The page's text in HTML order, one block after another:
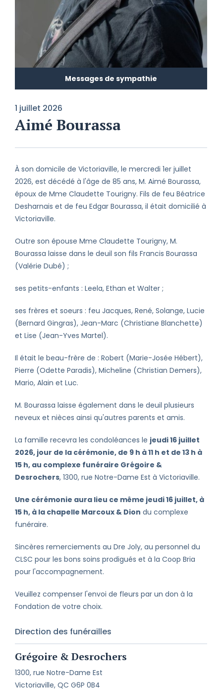
Messages de sympathie
1 juillet 2026
Aimé Bourassa
À son domicile de Victoriaville, le mercredi 1er juillet
2026, est décédé à l'âge de 85 ans, M. Aimé Bourassa,
époux de Mme Claudette Tourigny. Fils de feu Béatrice
Desharnais et de feu Edgar Bourassa, il était domicilié à
Victoriaville.
Outre son épouse Mme Claudette Tourigny, M.
Bourassa laisse dans le deuil son fils Francis Bourassa
(Valérie Dubé) ;
ses petits-enfants : Leela, Ethan et Walter ;
ses frères et soeurs : feu Jacques, René, Solange, Lucie
(Bernard Gingras), Jean-Marc (Christiane Blanchette)
et Lise (Jean-Yves Martel).
Il était le beau-frère de : Robert (Marie-Josée Hébert),
Pierre (Odette Paradis), Micheline (Christian Demers),
Mario, Alain et Luc.
M. Bourassa laisse également dans le deuil plusieurs
neveux et nièces ainsi qu'autres parents et amis.
La famille recevra les condoléances le jeudi 16 juillet
2026, jour de la cérémonie, de 9 h à 11 h et de 13 h à
15 h, au complexe funéraire Grégoire &
Desrochers, 1300, rue Notre-Dame Est à Victoriaville.
Une cérémonie aura lieu ce même jeudi 16 juillet, à
15 h, à la chapelle Marcoux & Dion du complexe
funéraire.
Sincères remerciements au Dre Joly, au personnel du
CLSC pour les bons soins prodigués et à la Coop Bria
pour l'accompagnement.
Veuillez compenser l'envoi de fleurs par un don à la
Fondation de votre choix.
Direction des funérailles
Grégoire & Desrochers
1300, rue Notre-Dame Est
Victoriaville, QC G6P 0B4